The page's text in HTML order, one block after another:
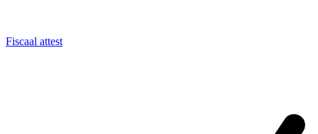
Fiscaal attest